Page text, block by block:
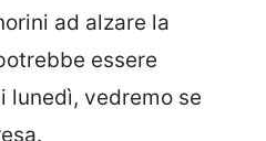
ad alzare la
essere
lunedì, vedremo se